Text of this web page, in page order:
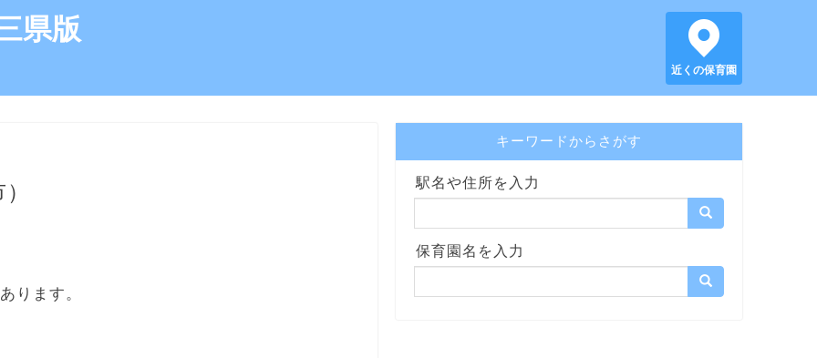
県版
近くの保育園
ります。
キーワードからさがす
駅名や住所を入力
保育園名を入力